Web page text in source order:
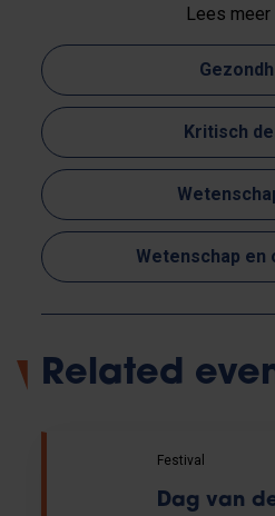
Lees meer
Kritisch
Wetenschap en
Related
Festival
Dag van